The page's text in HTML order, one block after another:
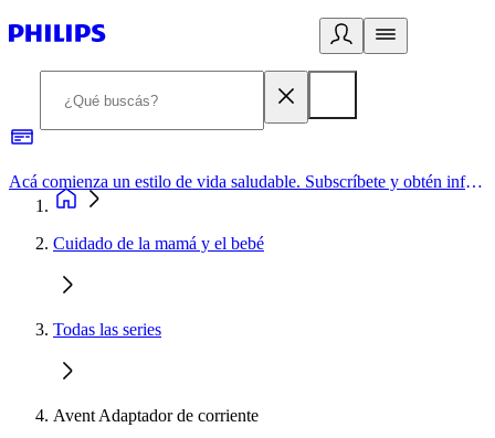
Acá comienza un estilo de vida saludable. Subscríbete y obtén información de primera mano
Cuidado de la mamá y el bebé
Todas las series
Avent Adaptador de corriente